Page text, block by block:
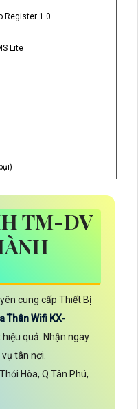
Register 1.0
Lite
TM-DV
cung cấp Thiết Bị
Thân Wifi KX-
quả. Nhận ngay
tân nơi.
Hòa, Q.Tân Phú,